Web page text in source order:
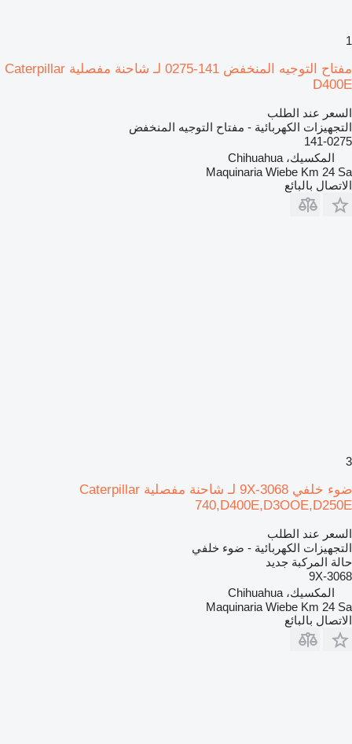
1
مفتاح التوجيه المنخفض 141-0275 لـ شاحنة مفصلية Caterpillar
D400E
السعر عند الطلب
التجهيزات الكهربائية - مفتاح التوجيه المنخفض
141-0275
المكسيك، Chihuahua
Maquinaria Wiebe Km 24 Sa
الاتصال بالبائع
3
ضوء خلفي 9X-3068 لـ شاحنة مفصلية Caterpillar
740,D400E,D3OOE,D250E
السعر عند الطلب
التجهيزات الكهربائية - ضوء خلفي
حالة المركبة جديد
9X-3068
المكسيك، Chihuahua
Maquinaria Wiebe Km 24 Sa
الاتصال بالبائع